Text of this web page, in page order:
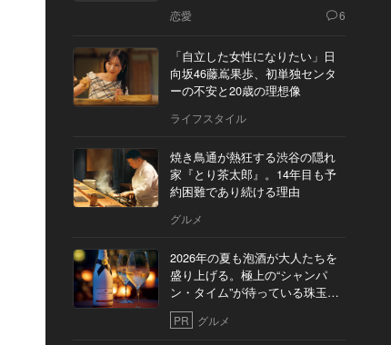
恋愛 6
「自立した女性になりたい」日
向坂46藤嶌果歩、初単独センタ
ーの不安と20歳の理想像
ライフスタイル
焼き鳥通が熱狂する渋谷の隠れ
家『とり茶太郎』。14年目も予
約困難であり続ける理由
グルメ
2026年の夏も泡酒が大人たちを
盛り上げる。極上の“シャンパ
ン・タイム”が待っている珠玉の
10軒
PR グルメ